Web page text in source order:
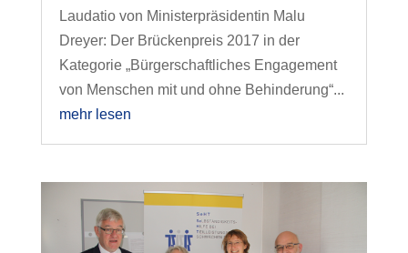
Laudatio von Ministerpräsidentin Malu
Dreyer: Der Brückenpreis 2017 in der
Kategorie „Bürgerschaftliches Engagement
von Menschen mit und ohne Behinderung“...
mehr lesen